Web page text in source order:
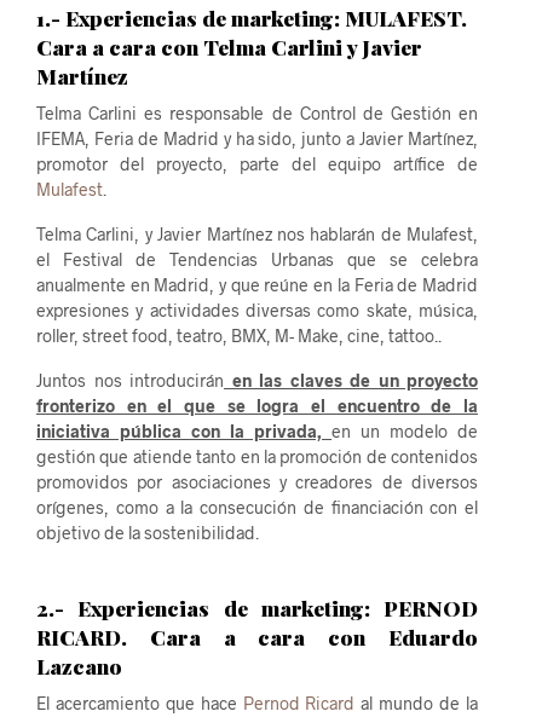
1.- Experiencias de marketing: MULAFEST.
Cara a cara con Telma Carlini y Javier
Martínez
Telma Carlini es responsable de Control de Gestión en
IFEMA, Feria de Madrid y ha sido, junto a Javier Martínez,
promotor del proyecto, parte del equipo artífice de
Mulafest
Telma Carlini, y Javier Martínez nos hablarán de Mulafest,
el Festival de Tendencias Urbanas que se celebra
anualmente en Madrid, y que reúne en la Feria de Madrid
expresiones y actividades diversas como skate, música,
roller, street food, teatro, BMX, M- Make, cine, tattoo..
Juntos nos introducirán en las claves de un proyecto
fronterizo en el que se logra el encuentro de la
iniciativa pública con la privada, en un modelo de
gestión que atiende tanto en la promoción de contenidos
promovidos por asociaciones y creadores de diversos
orígenes, como a la consecución de financiación con el
objetivo de la sostenibilidad.
2.- Experiencias de marketing: PERNOD
RICARD. Cara a cara con Eduardo
Lazcano
El acercamiento que hace Pernod Ricard al mundo de la